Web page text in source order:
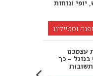
ונוחות
וסטיילינג
עצמכם
– כך